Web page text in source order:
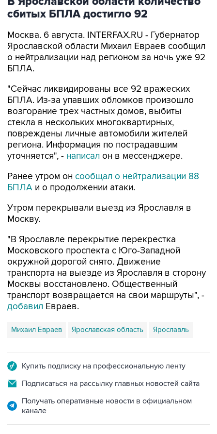
сбитых БПЛА достигло 92
Москва. 6 августа. INTERFAX.RU - Губернатор
Ярославской области Михаил Евраев сообщил
о нейтрализации над регионом за ночь уже 92
БПЛА.
"Сейчас ликвидированы все 92 вражеских
БПЛА. Из-за упавших обломков произошло
возгорание трех частных домов, выбиты
стекла в нескольких многоквартирных,
повреждены личные автомобили жителей
региона. Информация по пострадавшим
уточняется", - написал он в мессенджере.
Ранее утром он сообщал о нейтрализации 88
БПЛА и о продолжении атаки.
Утром перекрывали выезд из Ярославля в
Москву.
"В Ярославле перекрытие перекрестка
Московского проспекта с Юго-Западной
окружной дорогой снято. Движение
транспорта на выезде из Ярославля в сторону
Москвы восстановлено. Общественный
транспорт возвращается на свои маршруты", -
добавил Евраев.
Михаил Евраев Ярославская область Ярославль
Купить подписку на профессиональную ленту
Подписаться на рассылку главных новостей сайта
Получать оперативные новости в официальном
канале